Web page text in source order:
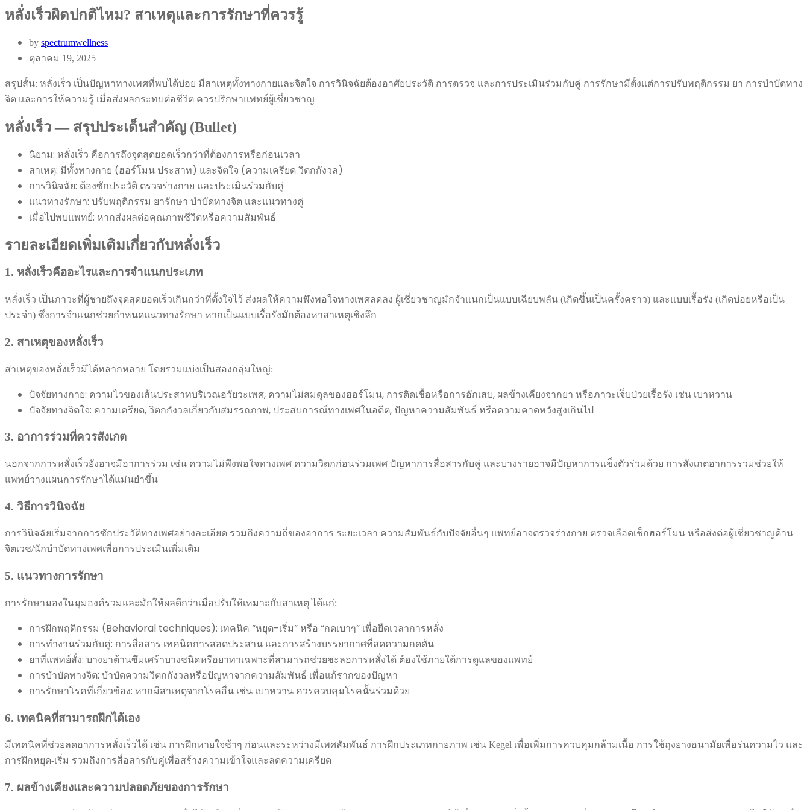
หลั่งเร็วผิดปกติไหม? สาเหตุและการรักษาที่ควรรู้
by spectrumwellness
ตุลาคม 19, 2025
สรุปสั้น: หลั่งเร็ว เป็นปัญหาทางเพศที่พบได้บ่อย มีสาเหตุทั้งทางกายและจิตใจ การวินิจฉัยต้องอาศัยประวัติ การตรวจ และการประเมินร่วมกับคู่ การรักษามีตั้งแต่การปรับพฤติกรรม ยา การบำบัดทาง
จิต และการให้ความรู้ เมื่อส่งผลกระทบต่อชีวิต ควรปรึกษาแพทย์ผู้เชี่ยวชาญ
หลั่งเร็ว — สรุปประเด็นสำคัญ (Bullet)
นิยาม: หลั่งเร็ว คือการถึงจุดสุดยอดเร็วกว่าที่ต้องการหรือก่อนเวลา
สาเหตุ: มีทั้งทางกาย (ฮอร์โมน ประสาท) และจิตใจ (ความเครียด วิตกกังวล)
การวินิจฉัย: ต้องซักประวัติ ตรวจร่างกาย และประเมินร่วมกับคู่
แนวทางรักษา: ปรับพฤติกรรม ยารักษา บำบัดทางจิต และแนวทางคู่
เมื่อไปพบแพทย์: หากส่งผลต่อคุณภาพชีวิตหรือความสัมพันธ์
รายละเอียดเพิ่มเติมเกี่ยวกับหลั่งเร็ว
1. หลั่งเร็วคืออะไรและการจำแนกประเภท
หลั่งเร็ว เป็นภาวะที่ผู้ชายถึงจุดสุดยอดเร็วเกินกว่าที่ตั้งใจไว้ ส่งผลให้ความพึงพอใจทางเพศลดลง ผู้เชี่ยวชาญมักจำแนกเป็นแบบเฉียบพลัน (เกิดขึ้นเป็นครั้งคราว) และแบบเรื้อรัง (เกิดบ่อยหรือเป็น
ประจำ) ซึ่งการจำแนกช่วยกำหนดแนวทางรักษา หากเป็นแบบเรื้อรังมักต้องหาสาเหตุเชิงลึก
2. สาเหตุของหลั่งเร็ว
สาเหตุของหลั่งเร็วมีได้หลากหลาย โดยรวมแบ่งเป็นสองกลุ่มใหญ่:
ปัจจัยทางกาย: ความไวของเส้นประสาทบริเวณอวัยวะเพศ, ความไม่สมดุลของฮอร์โมน, การติดเชื้อหรือการอักเสบ, ผลข้างเคียงจากยา หรือภาวะเจ็บป่วยเรื้อรัง เช่น เบาหวาน
ปัจจัยทางจิตใจ: ความเครียด, วิตกกังวลเกี่ยวกับสมรรถภาพ, ประสบการณ์ทางเพศในอดีต, ปัญหาความสัมพันธ์ หรือความคาดหวังสูงเกินไป
3. อาการร่วมที่ควรสังเกต
นอกจากการหลั่งเร็วยังอาจมีอาการร่วม เช่น ความไม่พึงพอใจทางเพศ ความวิตกก่อนร่วมเพศ ปัญหาการสื่อสารกับคู่ และบางรายอาจมีปัญหาการแข็งตัวร่วมด้วย การสังเกตอาการรวมช่วยให้
แพทย์วางแผนการรักษาได้แม่นยำขึ้น
4. วิธีการวินิจฉัย
การวินิจฉัยเริ่มจากการซักประวัติทางเพศอย่างละเอียด รวมถึงความถี่ของอาการ ระยะเวลา ความสัมพันธ์กับปัจจัยอื่นๆ แพทย์อาจตรวจร่างกาย ตรวจเลือดเช็กฮอร์โมน หรือส่งต่อผู้เชี่ยวชาญด้าน
จิตเวช/นักบำบัดทางเพศเพื่อการประเมินเพิ่มเติม
5. แนวทางการรักษา
การรักษามองในมุมองค์รวมและมักให้ผลดีกว่าเมื่อปรับให้เหมาะกับสาเหตุ ได้แก่:
การฝึกพฤติกรรม (Behavioral techniques): เทคนิค “หยุด-เริ่ม” หรือ “กดเบาๆ” เพื่อยืดเวลาการหลั่ง
การทำงานร่วมกับคู่: การสื่อสาร เทคนิคการสอดประสาน และการสร้างบรรยากาศที่ลดความกดดัน
ยาที่แพทย์สั่ง: บางยาต้านซึมเศร้าบางชนิดหรือยาทาเฉพาะที่สามารถช่วยชะลอการหลั่งได้ ต้องใช้ภายใต้การดูแลของแพทย์
การบำบัดทางจิต: บำบัดความวิตกกังวลหรือปัญหาจากความสัมพันธ์ เพื่อแก้รากของปัญหา
การรักษาโรคที่เกี่ยวข้อง: หากมีสาเหตุจากโรคอื่น เช่น เบาหวาน ควรควบคุมโรคนั้นร่วมด้วย
6. เทคนิคที่สามารถฝึกได้เอง
มีเทคนิคที่ช่วยลดอาการหลั่งเร็วได้ เช่น การฝึกหายใจช้าๆ ก่อนและระหว่างมีเพศสัมพันธ์ การฝึกประเภทกายภาพ เช่น Kegel เพื่อเพิ่มการควบคุมกล้ามเนื้อ การใช้ถุงยางอนามัยเพื่อร่นความไว และ
การฝึกหยุด-เริ่ม รวมถึงการสื่อสารกับคู่เพื่อสร้างความเข้าใจและลดความเครียด
7. ผลข้างเคียงและความปลอดภัยของการรักษา